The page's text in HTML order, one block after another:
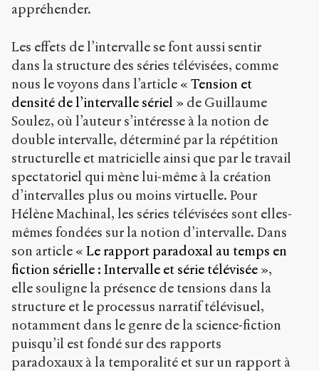
appréhender.
Les effets de l’intervalle se font aussi sentir
dans la structure des séries télévisées, comme
nous le voyons dans l’article « Tension et
densité de l’intervalle sériel » de Guillaume
Soulez, où l’auteur s’intéresse à la notion de
double intervalle, déterminé par la répétition
structurelle et matricielle ainsi que par le travail
spectatoriel qui mène lui-même à la création
d’intervalles plus ou moins virtuelle. Pour
Hélène Machinal, les séries télévisées sont elles-
mêmes fondées sur la notion d’intervalle. Dans
son article « Le rapport paradoxal au temps en
fiction sérielle : Intervalle et série télévisée »,
elle souligne la présence de tensions dans la
structure et le processus narratif télévisuel,
notamment dans le genre de la science-fiction
puisqu’il est fondé sur des rapports
paradoxaux à la temporalité et sur un rapport à